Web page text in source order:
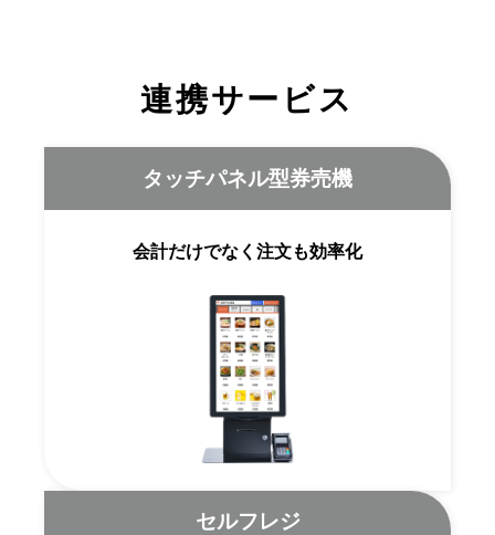
連携サービス
タッチパネル型券売機
会計だけでなく注文も効率化
セルフレジ